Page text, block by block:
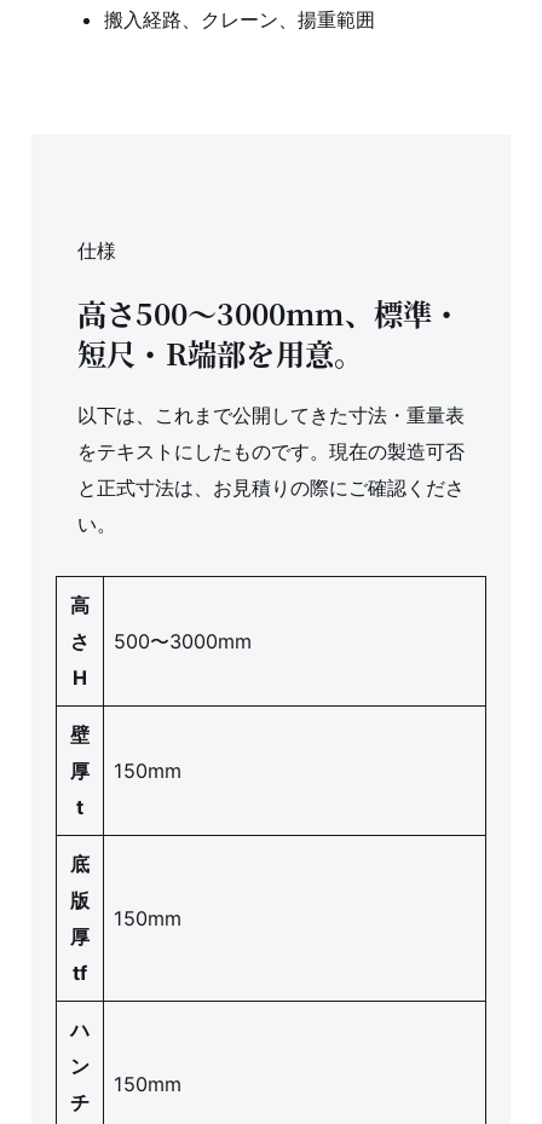
搬入経路、クレーン、揚重範囲
仕様
高さ500〜3000mm、標準・
短尺・R端部を用意。
以下は、これまで公開してきた寸法・重量表
をテキストにしたものです。現在の製造可否
と正式寸法は、お見積りの際にご確認くださ
い。
高
さ
H
500〜3000mm
壁
厚
t
150mm
底
版
厚
tf
150mm
ハ
ン
チ
150mm